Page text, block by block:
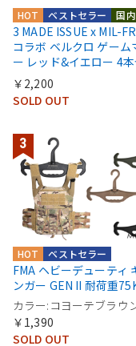
国内
ベストセラー
HOT
3 MADE ISSUE x MIL-
コラボ ベルクロ ゲーム
ー レッド&イエロー 4
￥2,200
SOLD OUT
ベストセラー
HOT
FMA ヘビーデューティ
ンガー GEN II 耐荷重
カラー:コヨーテブラウ
￥1,390
SOLD OUT